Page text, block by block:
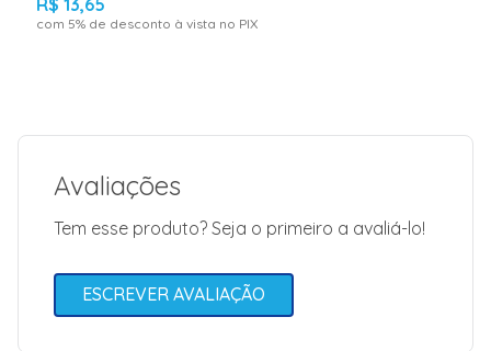
com 5% de desconto à vista no PIX
Avaliações
Tem esse produto? Seja o primeiro a avaliá-lo!
ESCREVER AVALIAÇÃO